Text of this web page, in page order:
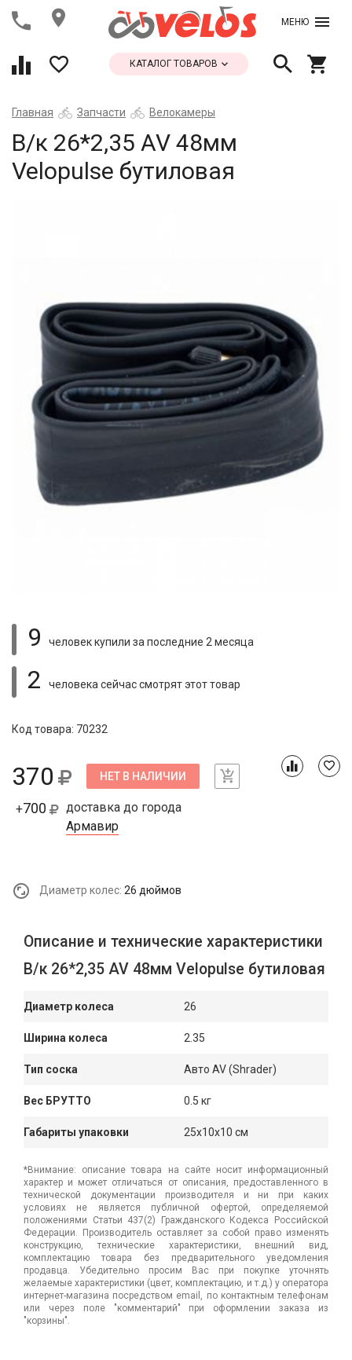
МЕНЮ
КАТАЛОГ ТОВАРОВ
Главная Запчасти Велокамеры
В/к 26*2,35 AV 48мм
Velopulse бутиловая
9 человек купили за последние 2 месяца
2 человека сейчас смотрятэтот товар
Код товара: 70232
370 НЕТ В НАЛИЧИИ
+700
доставка до города
Армавир
Диаметр колес: 26 дюймов
Описание и технические характеристики
В/к 26*2,35 AV 48мм Velopulse бутиловая
Диаметр колеса 26
Ширина колеса 2.35
Тип соска Авто AV (Shrader)
Вес БРУТТО 0.5 кг
Габариты упаковки 25x10x10 см
*Внимание: описание товара на сайте носит информационный
характер и может отличаться от описания, предоставленного в
технической документации производителя и ни при каких
условиях не является публичной офертой, определяемой
положениями Статьи 437(2) Гражданского Кодекса Российской
Федерации. Производитель оставляет за собой право изменять
конструкцию, технические характеристики, внешний вид,
комплектацию товара без предварительного уведомления
продавца. Убедительно просим Вас при покупке уточнять
желаемые характеристики (цвет, комплектацию, и т.д.) у оператора
интернет-магазина посредством email, по контактным телефонам
или через поле "комментарий" при оформлении заказа из
"корзины".